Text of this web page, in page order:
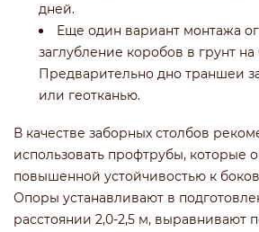
дней.
Еще один вариант монтажа
заглубление коробов в грунт на
Предварительно дно траншеи
или геотканью.
В качестве заборных столбов
использовать профтрубы, которые
повышенной устойчивостью к
Опоры устанавливают в
расстоянии 2,0-2,5 м, выравнивают